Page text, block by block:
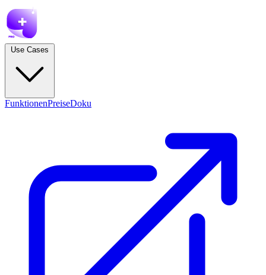
FunktionenPreiseDoku